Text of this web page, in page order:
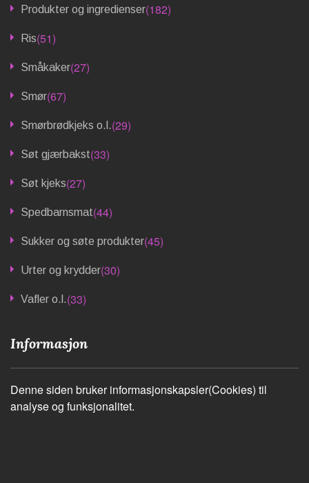
Produkter og ingredienser(182)
Ris(51)
Småkaker(27)
Smør(67)
Smørbrødkjeks o.l.(29)
Søt gjærbakst(33)
Søt kjeks(27)
Spedbarnsmat(44)
Sukker og søte produkter(45)
Urter og krydder(30)
Vafler o.l.(33)
Informasjon
Denne siden bruker informasjonskapsler(Cookies) til
analyse og funksjonalitet.